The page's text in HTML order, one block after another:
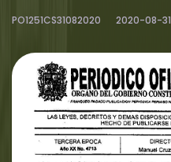
PO1251CS31082020 2020-08-31